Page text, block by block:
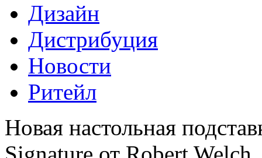
Дизайн
Дистрибуция
Новости
Ритейл
Новая настольная